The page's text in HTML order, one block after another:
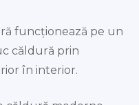
funcționează pe un
căldură prin
în interior.